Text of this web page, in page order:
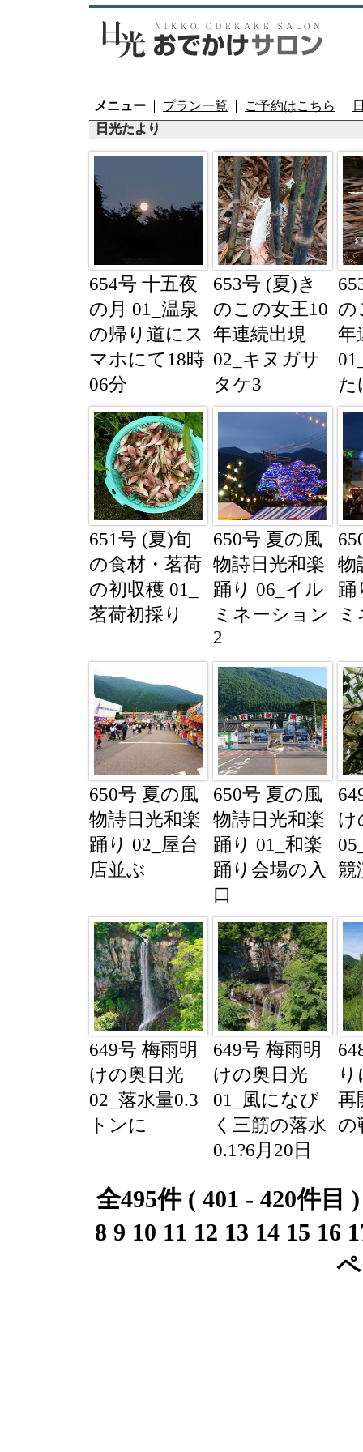
メニュー プラン一覧 ご予約はこちら
日光たより
654号 十五夜
の月 01_温泉
の帰り道にス
マホにて18時
06分
653号 (夏)き
のこの女王10
年連続出現
02_キヌガサ
タケ3
の
年
た
651号 (夏)旬
の食材・茗荷
の初収穫 01_
茗荷初採り
650号 夏の風
物詩日光和楽
踊り 06_イル
ミネーション
2
物
踊
650号 夏の風
物詩日光和楽
踊り 02_屋台
店並ぶ
650号 夏の風
物詩日光和楽
踊り 01_和楽
踊り会場の入
口
け
競
649号 梅雨明
けの奥日光
02_落水量0.3
トンに
649号 梅雨明
けの奥日光
01_風になび
く三筋の落水
0.1?6月20日
再
の
全495件 ( 401 - 420件目
8 9 10 11 12 13 14 15 16